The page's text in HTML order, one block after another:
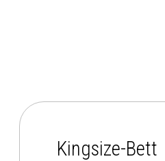
Kingsize-Bett